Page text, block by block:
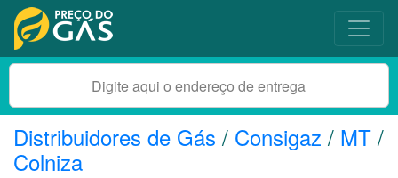
Distribuidores de Gás / Consigaz / MT /
Colniza